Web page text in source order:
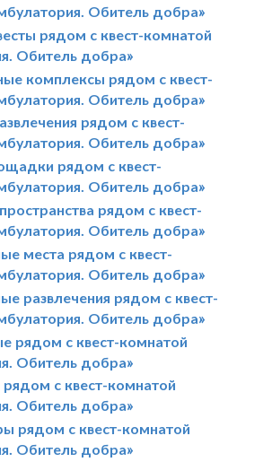
Обитель добра»
рядом с квест-комнатой
Обитель добра»
комплексы рядом с квест-
Обитель добра»
рядом с квест-
Обитель добра»
рядом с квест-
Обитель добра»
рядом с квест-
Обитель добра»
места рядом с квест-
Обитель добра»
развлечения рядом с квест-
Обитель добра»
рядом с квест-комнатой
Обитель добра»
рядом с квест-комнатой
Обитель добра»
рядом с квест-комнатой
Обитель добра»